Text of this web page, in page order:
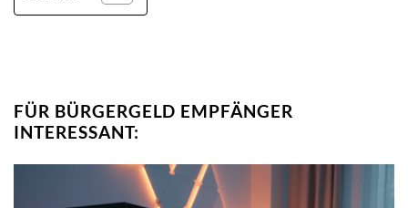
FÜR BÜRGERGELD EMPFÄNGER
INTERESSANT: